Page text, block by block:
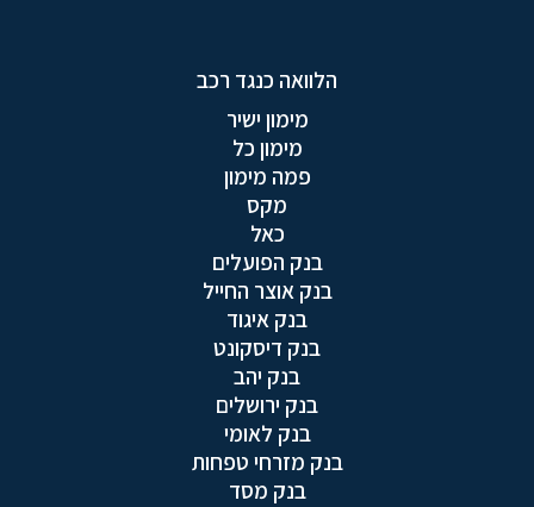
הלוואה כנגד רכב
מימון ישיר
מימון כל
פמה מימון
מקס
כאל
בנק הפועלים
בנק אוצר החייל
בנק איגוד
בנק דיסקונט
בנק יהב
בנק ירושלים
בנק לאומי
בנק מזרחי טפחות
בנק מסד